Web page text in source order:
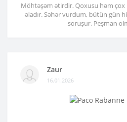
Möhtəşəm ətirdir. Qoxusu həm çox
əladır. Səhər vurdum, bütün gün
soruşur. Peşman
Zaur
16.01.2026